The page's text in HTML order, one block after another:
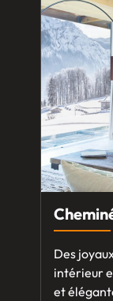
Des
intérieur
et